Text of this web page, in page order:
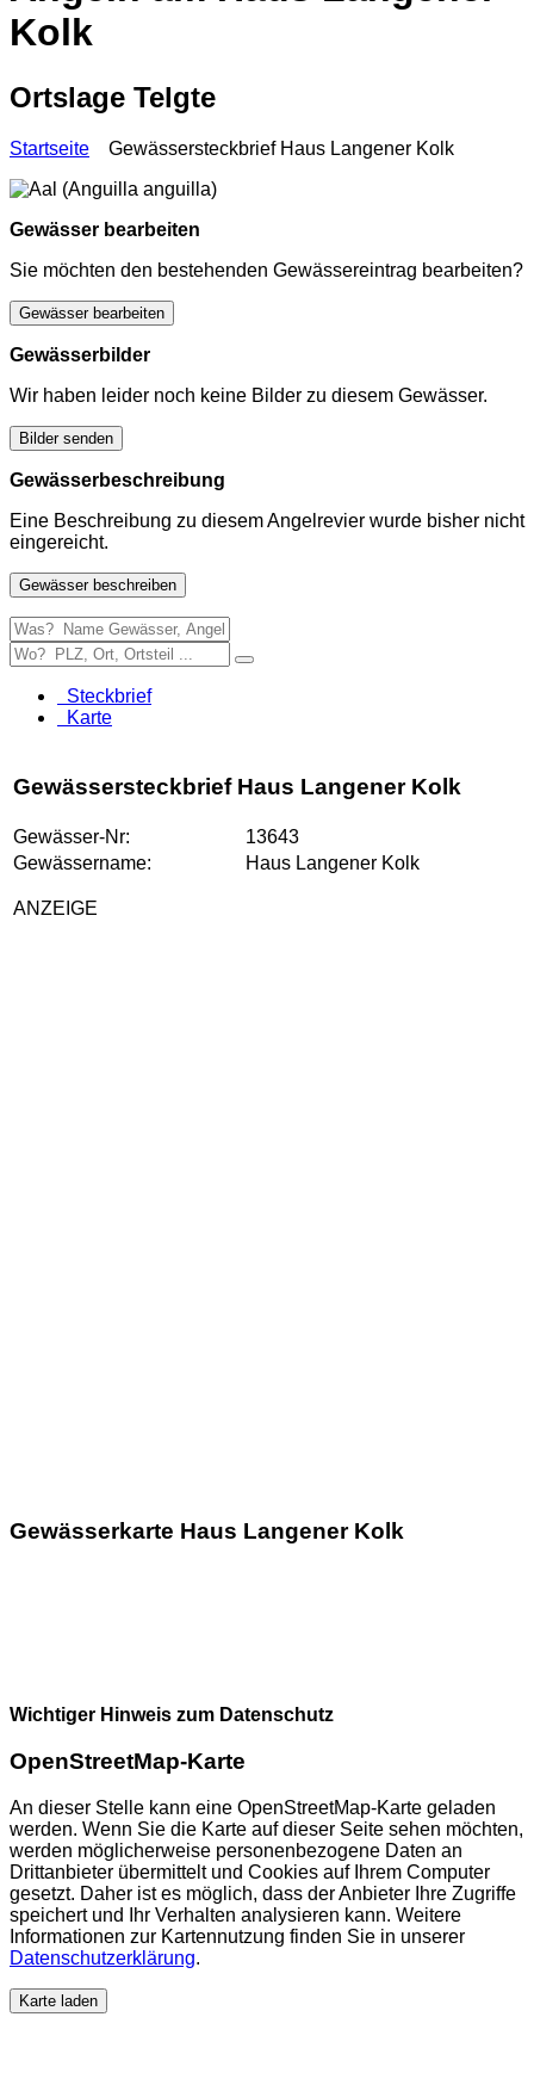
Kolk
Ortslage Telgte
Startseite Gewässersteckbrief Haus Langener Kolk
Gewässer bearbeiten
Sie möchten den bestehenden Gewässereintrag bearbeiten?
Gewässer bearbeiten
Gewässerbilder
Wir haben leider noch keine Bilder zu diesem Gewässer.
Bilder senden
Gewässerbeschreibung
Eine Beschreibung zu diesem Angelrevier wurde bisher nicht
eingereicht.
Gewässer beschreiben
Steckbrief
Karte
Gewässersteckbrief Haus Langener Kolk
Gewässer-Nr:
13643
Gewässername:
Haus Langener Kolk
ANZEIGE
Gewässerkarte Haus Langener Kolk
Wichtiger Hinweis zum Datenschutz
OpenStreetMap-Karte
An dieser Stelle kann eine OpenStreetMap-Karte geladen
werden. Wenn Sie die Karte auf dieser Seite sehen möchten,
werden möglicherweise personenbezogene Daten an
Drittanbieter übermittelt und Cookies auf Ihrem Computer
gesetzt. Daher ist es möglich, dass der Anbieter Ihre Zugriffe
speichert und Ihr Verhalten analysieren kann. Weitere
Informationen zur Kartennutzung finden Sie in unserer
Datenschutzerklärung.
Karte laden